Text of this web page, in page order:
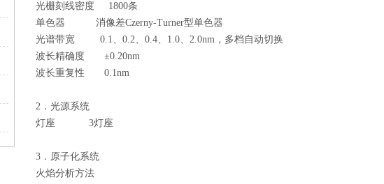
光栅刻线密度 1800条
单色器 消像差Czerny-Turner型单色器
光谱带宽 0.1、0.2、0.4、1.0、2.0nm，多档自动切换
波长精确度 ±0.20nm
波长重复性 0.1nm
2．光源系统
灯座 3灯座
3．原子化系统
火焰分析方法